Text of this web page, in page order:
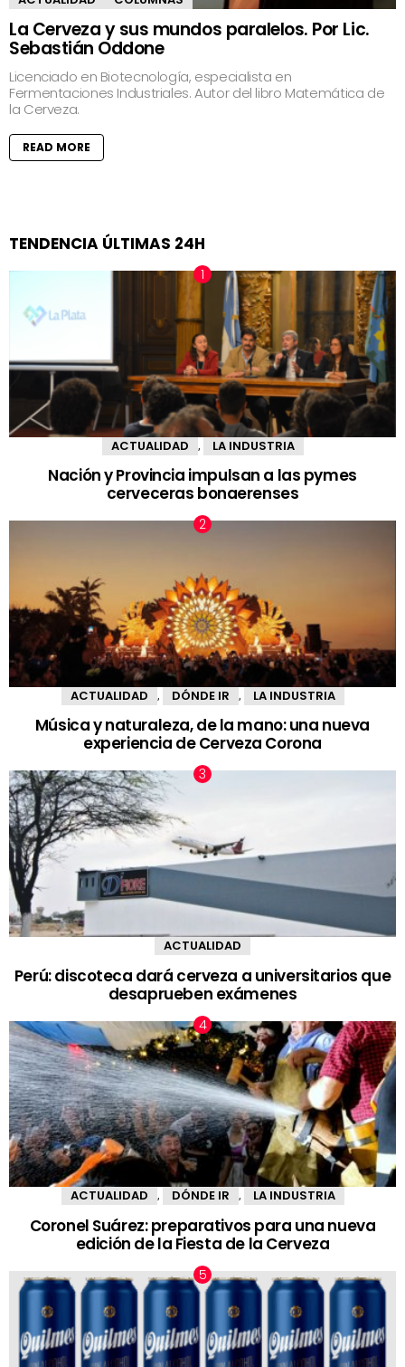
La Cerveza y sus mundos paralelos. Por Lic.
Sebastián Oddone
Licenciado en Biotecnología, especialista en
Fermentaciones Industriales. Autor del libro Matemática de
la Cerveza.
READ MORE
TENDENCIA ÚLTIMAS 24H
ACTUALIDAD LA INDUSTRIA
Nación y Provincia impulsan a las pymes
cerveceras bonaerenses
ACTUALIDAD , DÓNDE IR , LA INDUSTRIA
Música y naturaleza, de la mano: una nueva
experiencia de Cerveza Corona
ACTUALIDAD
Perú: discoteca dará cerveza a universitarios que
desaprueben exámenes
ACTUALIDAD , DÓNDE IR , LA INDUSTRIA
Coronel Suárez: preparativos para una nueva
edición de la Fiesta de la Cerveza